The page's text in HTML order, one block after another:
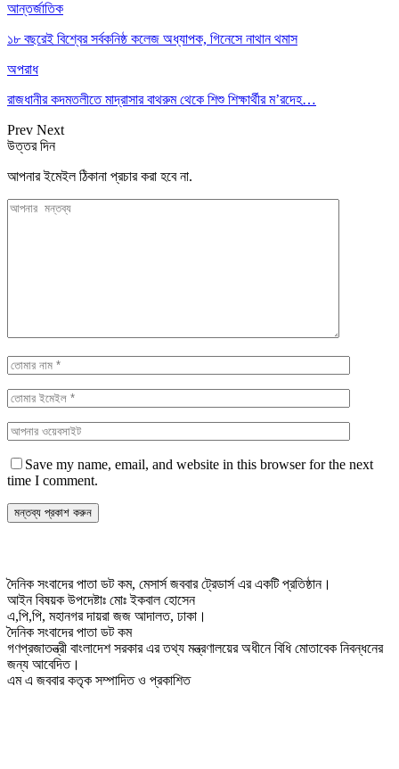
আন্তর্জাতিক
১৮ বছরেই বিশ্বের সর্বকনিষ্ঠ কলেজ অধ্যাপক, গিনেসে নাথান থমাস
অপরাধ
রাজধানীর কদমতলীতে মাদ্রাসার বাথরুম থেকে শিশু শিক্ষার্থীর ম’রদেহ…
Prev Next
উত্তর দিন
আপনার ইমেইল ঠিকানা প্রচার করা হবে না.
Save my name, email, and website in this browser for the next
time I comment.
দৈনিক সংবাদের পাতা ডট কম, মেসার্স জববার ট্রেডার্স এর একটি প্রতিষ্ঠান।
আইন বিষয়ক উপদেষ্টাঃ মোঃ ইকবাল হোসেন
এ,পি,পি, মহানগর দায়রা জজ আদালত, ঢাকা।
দৈনিক সংবাদের পাতা ডট কম
গণপ্রজাতন্ত্রী বাংলাদেশ সরকার এর তথ্য মন্ত্রণালয়ের অধীনে বিধি মোতাবেক নিবন্ধনের
জন্য আবেদিত।
এম এ জববার কতৃক সম্পাদিত ও প্রকাশিত